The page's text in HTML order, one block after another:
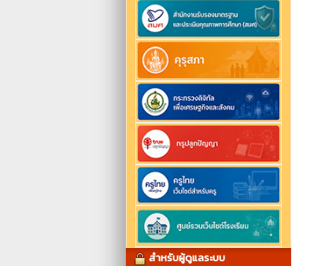
สำหรับผู้ดูแลระบบ